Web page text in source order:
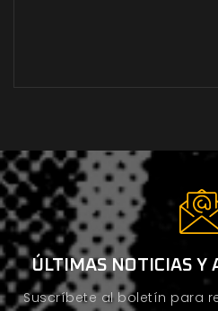
ÚLTIMAS NOTICIAS Y
Suscríbete al boletín para